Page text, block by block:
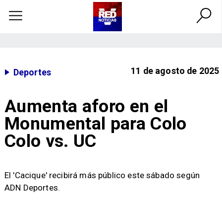
Deportes 11 de agosto de 2025
Aumenta aforo en el
Monumental para Colo
Colo vs. UC
El 'Cacique' recibirá más público este sábado según
ADN Deportes.